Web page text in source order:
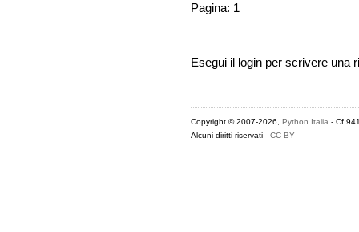
Pagina: 1
Esegui il login per scrivere una
Copyright © 2007-2026, Python Italia- Cf
Alcuni diritti riservati - CC-BY